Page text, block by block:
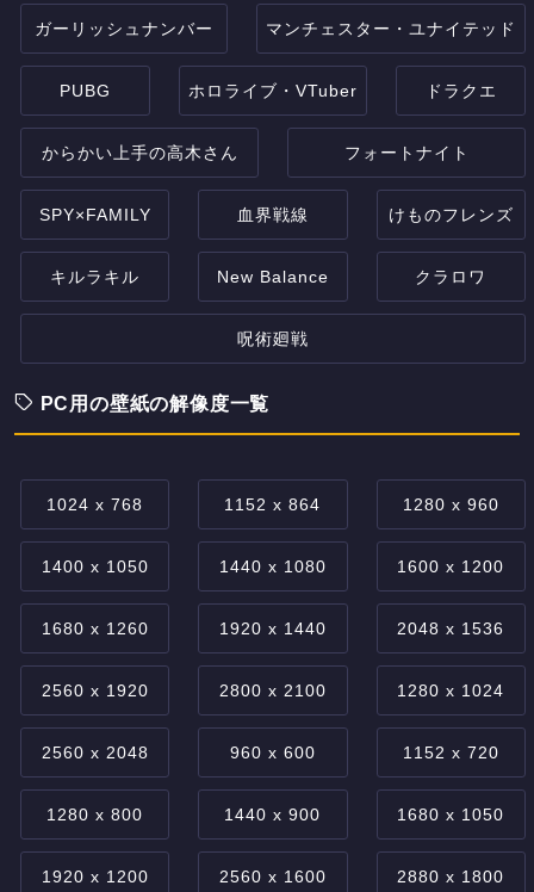
ガーリッシュナンバー マンチェスター・ユナイテッド
PUBG ホロライブ・VTuber ドラクエ
からかい上手の高木さん フォートナイト
SPY×FAMILY 血界戦線 けものフレンズ
キルラキル New Balance クラロワ
呪術廻戦
PC用の壁紙の解像度一覧
1024 x 768 1152 x 864 1280 x 960
1400 x 1050 1440 x 1080 1600 x 1200
1680 x 1260 1920 x 1440 2048 x 1536
2560 x 1920 2800 x 2100 1280 x 1024
2560 x 2048 960 x 600 1152 x 720
1280 x 800 1440 x 900 1680 x 1050
1920 x 1200 2560 x 1600 2880 x 1800